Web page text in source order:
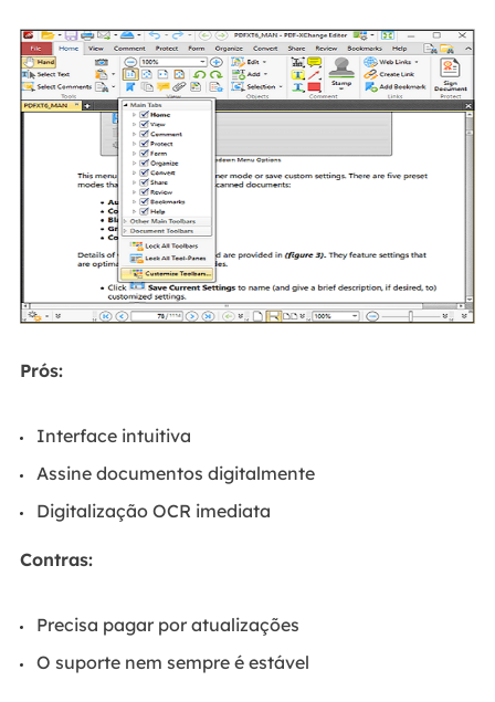
Prós:
Interface intuitiva
Assine documentos digitalmente
Digitalização OCR imediata
Contras:
Precisa pagar por atualizações
O suporte nem sempre é estável